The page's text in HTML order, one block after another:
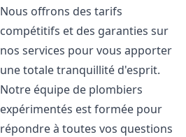
Nous offrons des tarifs
compétitifs et des garanties sur
nos services pour vous apporter
une totale tranquillité d'esprit.
Notre équipe de plombiers
expérimentés est formée pour
répondre à toutes vos questions